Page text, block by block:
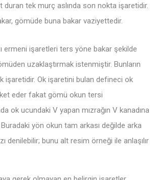
duran tek murç aslında son nokta işaretidir.
gömüde buna bakar vaziyettedir.
ermeni işaretleri ters yöne bakar şekilde
uzaklaştırmak istenmiştir. Bunların
işaretidir. Ok işaretini bulan defineci ok
eder fakat gömü okun tersi
ok ucundaki V yapan mızrağın V kanadına
yön okun tam arkası değilde arka
denilebilir; bunu alt resim örneği ile anlaşılır